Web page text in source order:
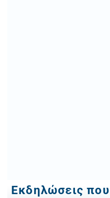
Εκδηλώσεις